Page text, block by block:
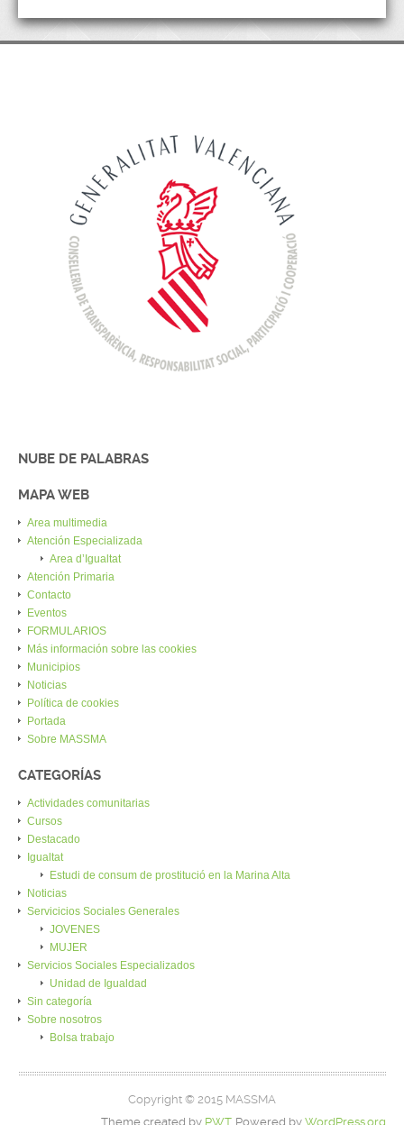
NUBE DE PALABRAS
MAPA WEB
Area multimedia
Atención Especializada
Area d’Igualtat
Atención Primaria
Contacto
Eventos
FORMULARIOS
Más información sobre las cookies
Municipios
Noticias
Política de cookies
Portada
Sobre MASSMA
CATEGORÍAS
Actividades comunitarias
Cursos
Destacado
Igualtat
Estudi de consum de prostitució en la Marina Alta
Noticias
Servicicios Sociales Generales
JOVENES
MUJER
Servicios Sociales Especializados
Unidad de Igualdad
Sin categoría
Sobre nosotros
Bolsa trabajo
Copyright © 2015 MASSMA
Theme created by PWT. Powered by WordPress.org